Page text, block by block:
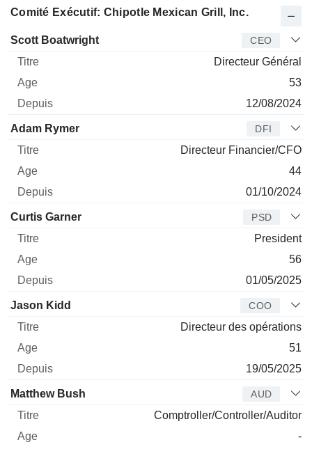
Comité Exécutif: Chipotle Mexican Grill, Inc.
Dirigeant Titre Age
Scott Boatwright CEO
Directeur Général
53
12/08/2024
Adam Rymer DFI
Directeur Financier/CFO
44
01/10/2024
Curtis Garner PSD
President
56
01/05/2025
Jason Kidd COO
Directeur des opérations
51
19/05/2025
Matthew Bush AUD
Comptroller/Controller/Auditor
-